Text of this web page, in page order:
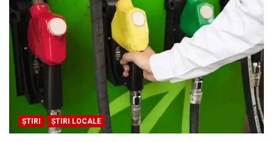
ȘTIRI ȘTIRI LOCALE